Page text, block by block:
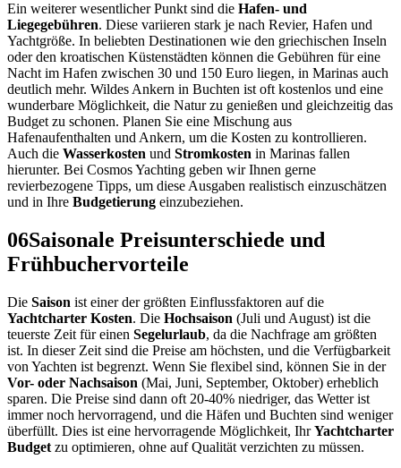
Ein weiterer wesentlicher Punkt sind die Hafen- und
Liegegebühren. Diese variieren stark je nach Revier, Hafen und
Yachtgröße. In beliebten Destinationen wie den griechischen Inseln
oder den kroatischen Küstenstädten können die Gebühren für eine
Nacht im Hafen zwischen 30 und 150 Euro liegen, in Marinas auch
deutlich mehr. Wildes Ankern in Buchten ist oft kostenlos und eine
wunderbare Möglichkeit, die Natur zu genießen und gleichzeitig das
Budget zu schonen. Planen Sie eine Mischung aus
Hafenaufenthalten und Ankern, um die Kosten zu kontrollieren.
Auch die Wasserkosten und Stromkosten in Marinas fallen
hierunter. Bei Cosmos Yachting geben wir Ihnen gerne
revierbezogene Tipps, um diese Ausgaben realistisch einzuschätzen
und in Ihre Budgetierung einzubeziehen.
06Saisonale Preisunterschiede und
Frühbuchervorteile
Die Saison ist einer der größten Einflussfaktoren auf die
Yachtcharter Kosten. Die Hochsaison (Juli und August) ist die
teuerste Zeit für einen Segelurlaub, da die Nachfrage am größten
ist. In dieser Zeit sind die Preise am höchsten, und die Verfügbarkeit
von Yachten ist begrenzt. Wenn Sie flexibel sind, können Sie in der
Vor- oder Nachsaison (Mai, Juni, September, Oktober) erheblich
sparen. Die Preise sind dann oft 20-40% niedriger, das Wetter ist
immer noch hervorragend, und die Häfen und Buchten sind weniger
überfüllt. Dies ist eine hervorragende Möglichkeit, IhrYachtcharter
Budget zu optimieren, ohne auf Qualität verzichten zu müssen.